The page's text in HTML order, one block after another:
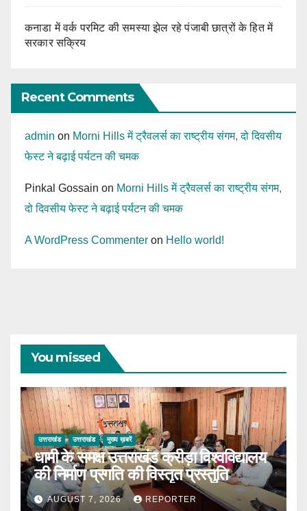
कनाडा में वर्क परमिट की समस्या झेल रहे पंजाबी छात्रों के हित में
सरकार सक्रिय
Recent Comments
admin on Morni Hills में ट्रैवलर्स का राष्ट्रीय संगम, दो दिवसीय
फेस्ट ने बढ़ाई पर्यटन की चमक
Pinkal Gossain on Morni Hills में ट्रैवलर्स का राष्ट्रीय संगम,
दो दिवसीय फेस्ट ने बढ़ाई पर्यटन की चमक
A WordPress Commenter on Hello world!
You missed
उत्तराखंड उत्तराखंड मुख्य ख़बरें
धामी के समक्ष उत्तराखंड क्रीड़ा विश्वविद्यालय
की निर्माण प्रगति की विस्तृत प्रस्तुति
AUGUST 7, 2026 REPORTER